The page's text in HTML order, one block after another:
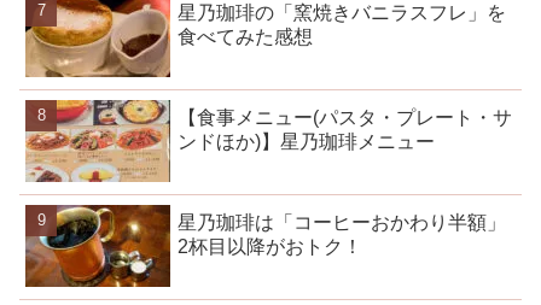
星乃珈琲の「窯焼きバニラスフレ」を
食べてみた感想
【食事メニュー(パスタ・プレート・サ
ンドほか)】星乃珈琲メニュー
星乃珈琲は「コーヒーおかわり半額」
2杯目以降がおトク！